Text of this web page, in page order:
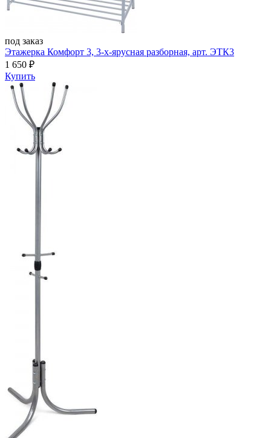
под заказ
Этажерка Комфорт 3, 3-х-ярусная разборная, арт. ЭТК3
1 650 ₽
Купить